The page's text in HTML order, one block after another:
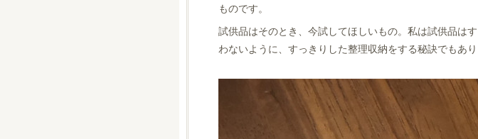
ものです。
試供品はそのとき、今試してほしいもの。私は試供品は
わないように、すっきりした整理収納をする秘訣でもあり